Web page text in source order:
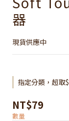
器
現貨供應中
指定分類，超取
NT$79
數量